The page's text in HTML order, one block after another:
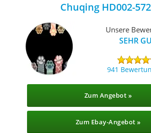
Chuqing HD002-572
Unsere
SEHR
941
Zum Angebot »
Zum Ebay-Angebot »